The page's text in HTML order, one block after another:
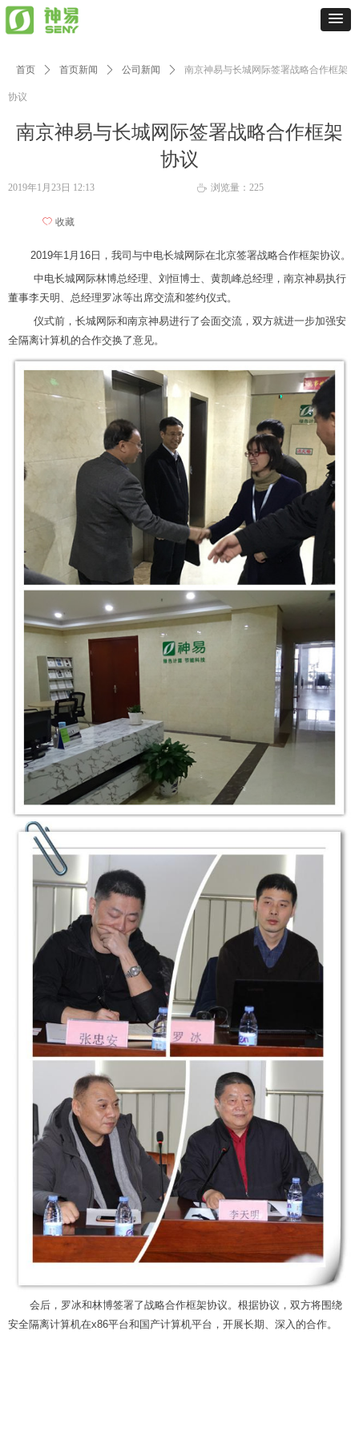
南京神易与长城网际签署战略合作框架
协议
首页 ꄲ 首页新闻 ꄲ 公司新闻 ꄲ 南京神易与长城网际签署战略合作框架
协议
2019年1月16日，我司与中电长城网际在北京签署战略合作框架协议。
中电长城网际林博总经理、刘恒博士、黄凯峰总经理，南京神易执行
董事李天明、总经理罗冰等出席交流和签约仪式。
仪式前，长城网际和南京神易进行了会面交流，双方就进一步加强安
全隔离计算机的合作交换了意见。
会后，罗冰和林博签署了战略合作框架协议。根据协议，双方将围绕
安全隔离计算机在x86平台和国产计算机平台，开展长期 、深入的合作。
2019年1月23日 12:13 ꄘ 浏览量：225
ꄀ 收藏